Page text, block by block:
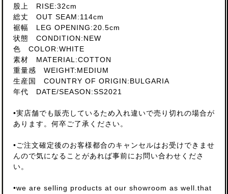
股上 RISE:32cm
総丈 OUT SEAM:114cm
裾幅 LEG OPENING:20.5cm
状態 CONDITION:NEW
色 COLOR:WHITE
素材 MATERIAL:COTTON
重量感 WEIGHT:MEDIUM
生産国 COUNTRY OF ORIGIN:BULGARIA
年代 DATE/SEASON:SS2021
•実店舗でも販売しているため入れ違いで売り切れの場合が
あります。何卒ご了承ください。
•ご注文確定後のお客様都合のキャンセルはお受けできませ
んので気になることがあれば事前にお問い合わせくださ
い。
•we are selling products at our showroom as well.that